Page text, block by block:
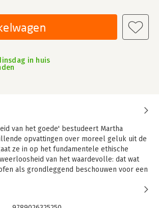
in huis
van het goede' bestudeert Martha
opvattingen over moreel geluk uit de
ze in op het fundamentele ethische
van het waardevolle: dat wat
als grondleggend beschouwen voor een
van buitenaf.